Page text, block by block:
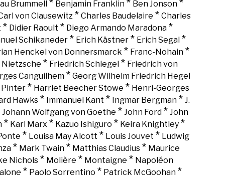
Brummell * Benjamin Franklin * Ben Jonson *
von Clausewitz * Charles Baudelaire * Charles
* Didier Raoult * Diego Armando Maradona *
Schikaneder * Erich Kästner * Erich Segal *
Henckel von Donnersmarck * Franc-Nohain *
* Friedrich Schlegel * Friedrich von
Canguilhem * Georg Wilhelm Friedrich Hegel
Pinter * Harriet Beecher Stowe * Henri-Georges
Hawks* Immanuel Kant * Ingmar Bergman* J.
Johann Wolfgang von Goethe * John Ford * John
* Karl Marx * Kazuo Ishiguro * Keira Knightley*
* Louisa May Alcott * Louis Jouvet * Ludwig
* Mark Twain* Matthias Claudius* Maurice
Nichols* Molière * Montaigne * Napoléon
* Paolo Sorrentino * Patrick McGoohan*